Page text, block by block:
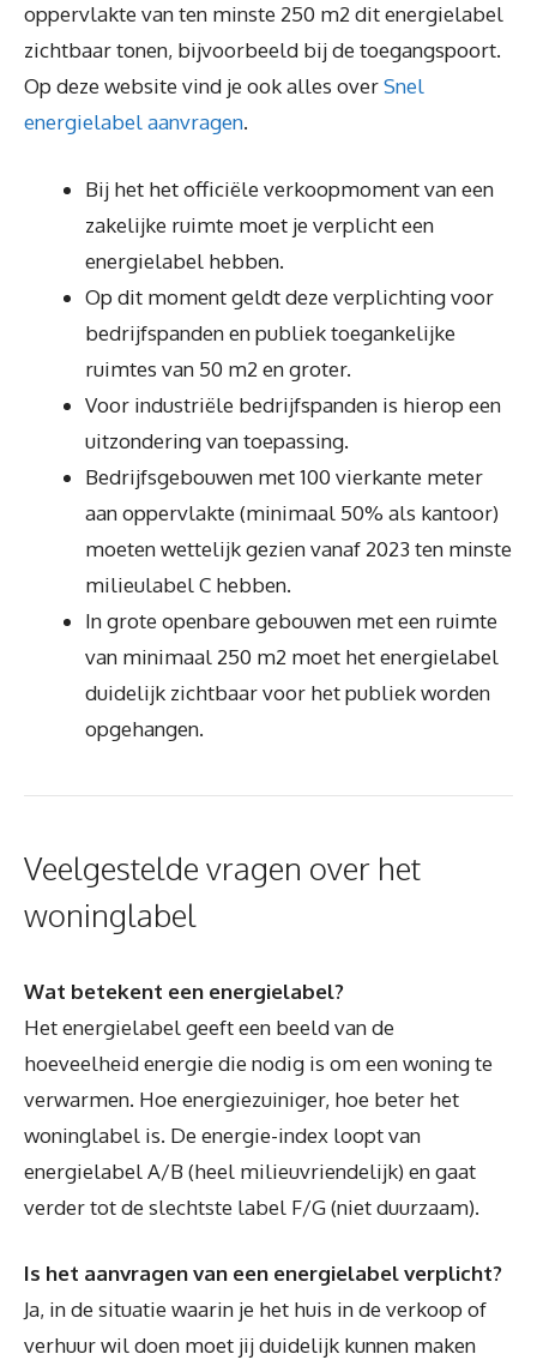
oppervlakte van ten minste 250 m2 dit energielabel
zichtbaar tonen, bijvoorbeeld bij de toegangspoort.
Op deze website vind je ook alles overSnel
energielabel aanvragen.
Bij het het officiële verkoopmoment van een
zakelijke ruimte moet je verplicht een
energielabel hebben.
Op dit moment geldt deze verplichting voor
bedrijfspanden en publiek toegankelijke
ruimtes van 50 m2 en groter.
Voor industriële bedrijfspanden is hierop een
uitzondering van toepassing.
Bedrijfsgebouwen met 100 vierkante meter
aan oppervlakte (minimaal 50% als kantoor)
moeten wettelijk gezien vanaf 2023 ten minste
milieulabel C hebben.
In grote openbare gebouwen met een ruimte
van minimaal 250 m2 moet het energielabel
duidelijk zichtbaar voor het publiek worden
opgehangen.
Veelgestelde vragen over het
woninglabel
Wat betekent een energielabel?
Het energielabel geeft een beeld van de
hoeveelheid energie die nodig is om een woning te
verwarmen. Hoe energiezuiniger, hoe beter het
woninglabel is. De energie-index loopt van
energielabel A/B (heel milieuvriendelijk) en gaat
verder tot de slechtste label F/G (niet duurzaam).
Is het aanvragen van een energielabel verplicht?
Ja, in de situatie waarin je het huis in de verkoop of
verhuur wil doen moet jij duidelijk kunnen maken